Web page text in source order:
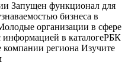
Запущен функционал для
бизнеса в
организации в сфере
информацией в каталогеРБК
региона Изучите